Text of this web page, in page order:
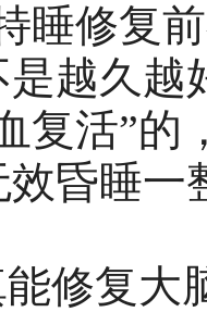
睡修复
越久越
复活”的
昏睡一
修复大